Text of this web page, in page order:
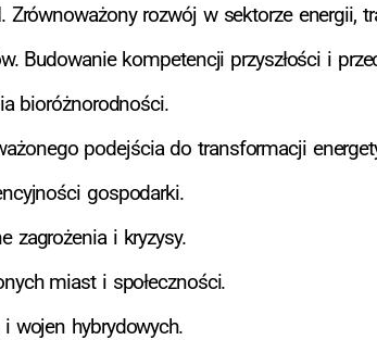
rozwój w sektorze energii,
kompetencji przyszłości i
bioróżnorodności.
podejścia do transformacji
gospodarki.
zagrożenia i kryzysy.
miast i społeczności.
wojen hybrydowych.